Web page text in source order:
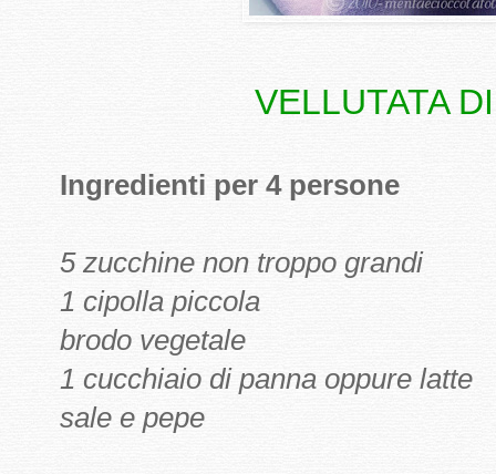
VELLUTATA
Ingredienti per 4 persone
5 zucchine non troppo grandi
1 cipolla piccola
brodo vegetale
1 cucchiaio di panna oppure latte
sale e pepe